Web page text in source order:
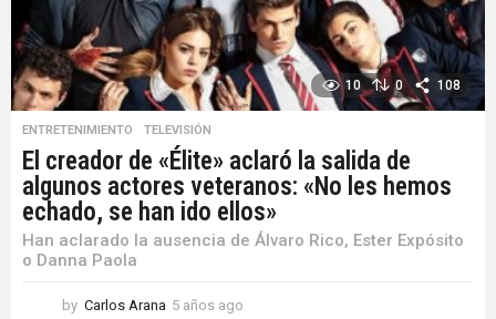
10 0 108
ENTRETENIMIENTO ,TELEVISIÓN
El creador de «Élite» aclaró la salida de
algunos actores veteranos: «No les hemos
echado, se han ido ellos»
Han aclarado la ausencia de Álvaro Rico, Ester Expósito
o Danna Paola
by Carlos Arana 5 años ago